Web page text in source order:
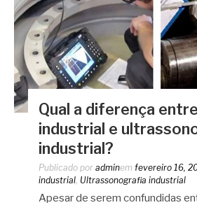
Qual a diferença
industrial e
industrial?
Publicado por adminem fevereiro 16,
industrial Ultrassonografia industrial
Apesar de serem confundidas